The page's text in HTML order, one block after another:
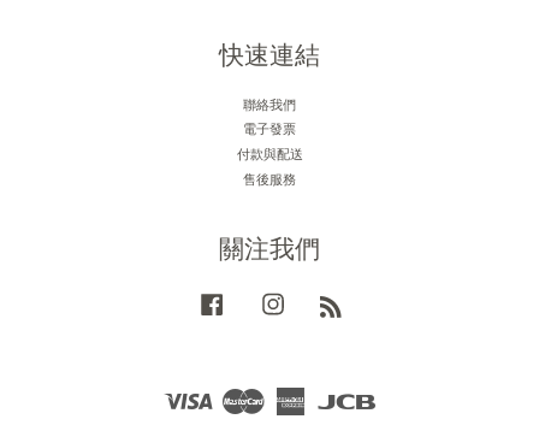
快速連結
聯絡我們
電子發票
付款與配送
售後服務
關注我們
Facebook Instagram
Visa
American